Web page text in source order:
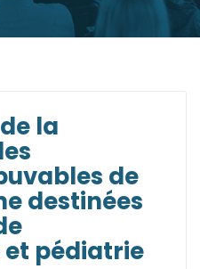
la
de
destinées
pédiatrie